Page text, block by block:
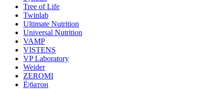
Tree of Life
Twinlab
Ultimate Nutrition
Universal Nutrition
VAMP
VISTENS
VP Laboratory
Weider
ZEROMI
Ё|батон